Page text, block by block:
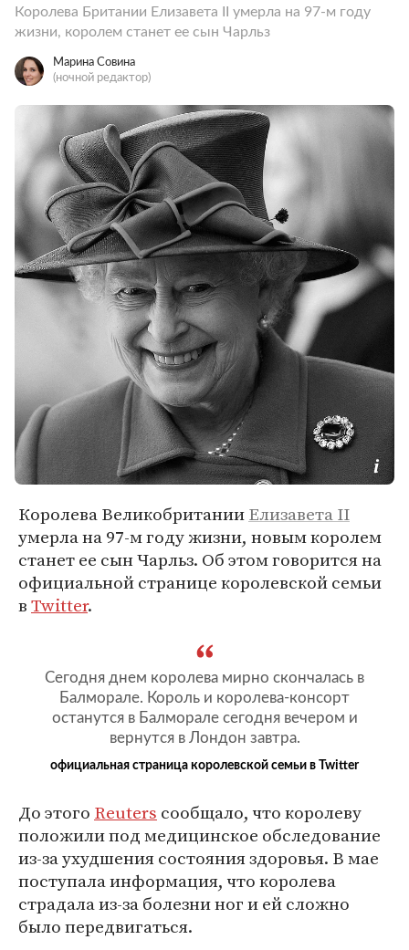
Королева Британии Елизавета II умерла на 97-м году
жизни, королем станет ее сын Чарльз
Марина Совина
(ночной редактор)
Королева ВеликобританииЕлизавета II
умерла на 97-м году жизни, новым королем
станет ее сын Чарльз. Об этом говорится на
официальной странице королевской семьи
вTwitter.
Сегодня днем королева мирно скончалась в
Балморале. Король и королева-консорт
останутся в Балморале сегодня вечером и
вернутся в Лондон завтра.
официальная страница королевской семьи в Twitter
До этого Reuters сообщало, что королеву
положили под медицинское обследование
из-за ухудшения состояния здоровья. В мае
поступала информация, что королева
страдала из-за болезни ног и ей сложно
было передвигаться.